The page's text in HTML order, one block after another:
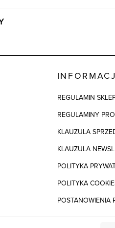
35417
Acetat
granatowy
REGULAMIN
REGULAMINY
KLAUZULA
KLAUZULA
POLITYKA
POLITYKA
POSTANOWIENIA